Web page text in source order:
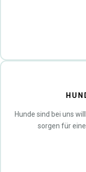
Hunde sind bei uns
sorgen für